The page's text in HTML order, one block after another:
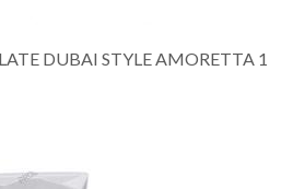
DUBAI STYLE AMORETTA 1